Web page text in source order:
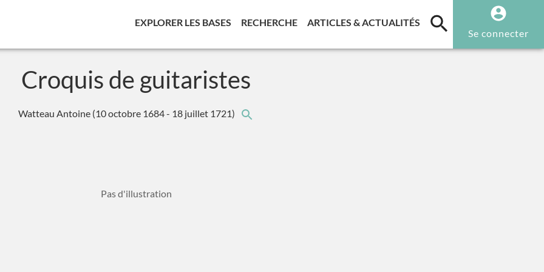
EXPLORER LES BASES (CURRENT)
RECHERCHE(CURRENT)
ARTICLES & ACTUALITÉS (CURRENT)
Se connecter
Croquis de guitaristes
Watteau Antoine (10 octobre 1684 - 18 juillet 1721)
Pas d'illustration